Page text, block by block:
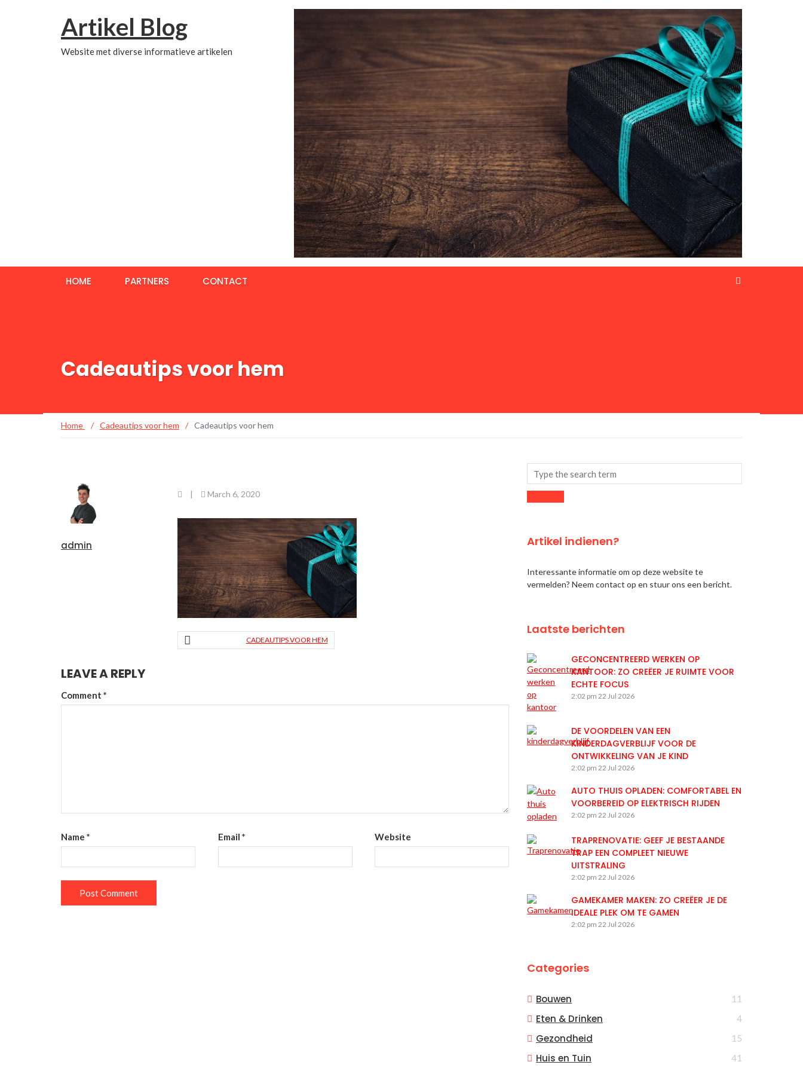
Artikel Blog
Website met diverse informatieve artikelen
HOME PARTNERS CONTACT
Cadeautips voor hem
Home / Cadeautips voor hem / Cadeautips voor hem
admin
| March 6, 2020
CADEAUTIPS VOOR HEM
LEAVE A REPLY
Comment *
Name * Email * Website
Artikel indienen?
Interessante informatie om op deze website te
vermelden? Neem contact op en stuur ons een bericht.
Laatste berichten
GECONCENTREERD WERKEN OP
KANTOOR: ZO CREËER JE RUIMTE VOOR
ECHTE FOCUS
2:02 pm 22 Jul 2026
DE VOORDELEN VAN EEN
KINDERDAGVERBLIJF VOOR DE
ONTWIKKELING VAN JE KIND
2:02 pm 22 Jul 2026
AUTO THUIS OPLADEN: COMFORTABEL EN
VOORBEREID OP ELEKTRISCH RIJDEN
2:02 pm 22 Jul 2026
TRAPRENOVATIE: GEEF JE BESTAANDE
TRAP EEN COMPLEET NIEUWE
UITSTRALING
2:02 pm 22 Jul 2026
GAMEKAMER MAKEN: ZO CREËER JE DE
IDEALE PLEK OM TE GAMEN
2:02 pm 22 Jul 2026
Categories
Bouwen 11
Eten & Drinken 4
Gezondheid 15
Huis en Tuin 41